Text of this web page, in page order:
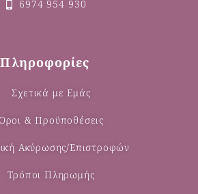
6974 954 930
Πληροφορίες
Σχετικά με Εμάς
& Προϋποθέσεις
Ακύρωσης/Επιστροφών
Τρόποι Πληρωμής